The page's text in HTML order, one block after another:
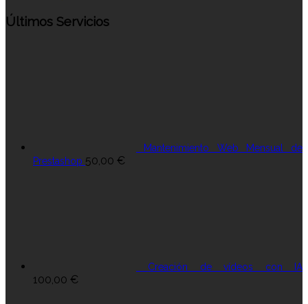
Últimos Servicios
Mantenimiento Web Mensual de
Prestashop 50,00 €
Creación de vídeos con IA
100,00 €